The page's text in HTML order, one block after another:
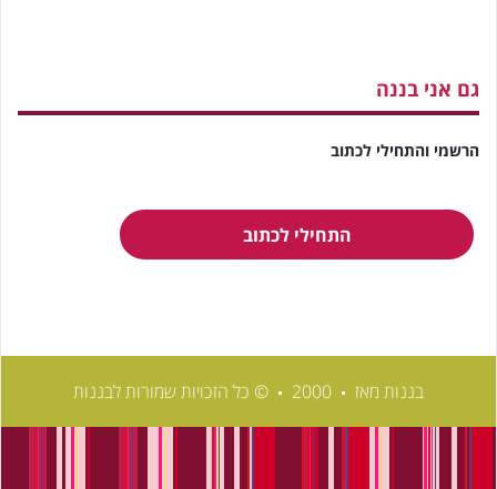
גם אני בננה
הרשמי והתחילי לכתוב
התחילי לכתוב
בננות מאז © כל הזכויות שמורות לבננות